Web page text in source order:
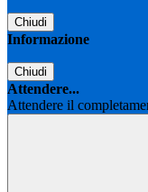
Chiudi
Informazione
Chiudi
Attendere...
Attendere il